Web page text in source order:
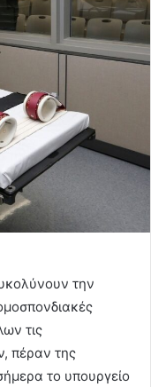
την
τις
πέραν της
το υπουργείο